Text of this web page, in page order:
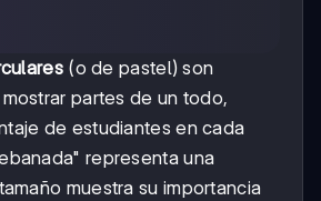
(o de pastel) son
partes de un todo,
de estudiantes en cada
representa una
muestra su importancia